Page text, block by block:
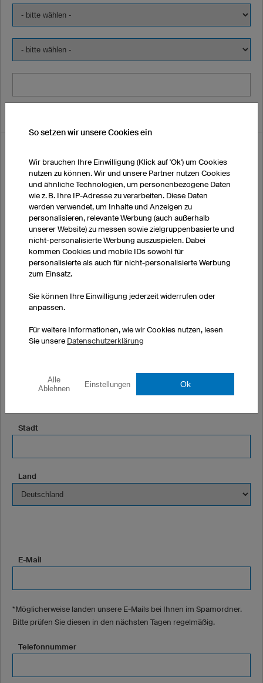
Vorname
Straße und Hausnummer
Postleitzahl
Stadt
Land
E-Mail
*Möglicherweise landen unsere E-Mails bei Ihnen im Spamordner.
Bitte prüfen Sie diesen in den nächsten Tagen regelmäßig.
Telefonnummer
So setzen wir unsere Cookies ein
Wir brauchen Ihre Einwilligung (Klick auf 'Ok') um Cookies
nutzen zu können. Wir und unsere Partner nutzen Cookies
und ähnliche Technologien, um personenbezogene Daten
wie z. B. Ihre IP-Adresse zu verarbeiten. Diese Daten
werden verwendet, um Inhalte und Anzeigen zu
personalisieren, relevante Werbung (auch außerhalb
unserer Website) zu messen sowie zielgruppenbasierte und
nicht-personalisierte Werbung auszuspielen. Dabei
kommen Cookies und mobile IDs sowohl für
personalisierte als auch für nicht-personalisierte Werbung
zum Einsatz.
Sie können Ihre Einwilligung jederzeit widerrufen oder
anpassen.
Für weitere Informationen, wie wir Cookies nutzen, lesen
Sie unsere Datenschutzerklärung
Alle
Ablehnen
Einstellungen Ok